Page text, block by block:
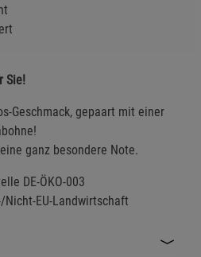
Sie!
Geschmack, gepaart mit einer
ganz besondere Note.
DE-ÖKO-003
Nicht-EU-Landwirtschaft